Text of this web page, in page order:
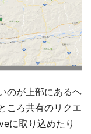
のが上部にあるヘ
ころ共有のリクエ
に取り込めたり